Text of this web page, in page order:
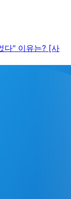
다" 이유는? [사